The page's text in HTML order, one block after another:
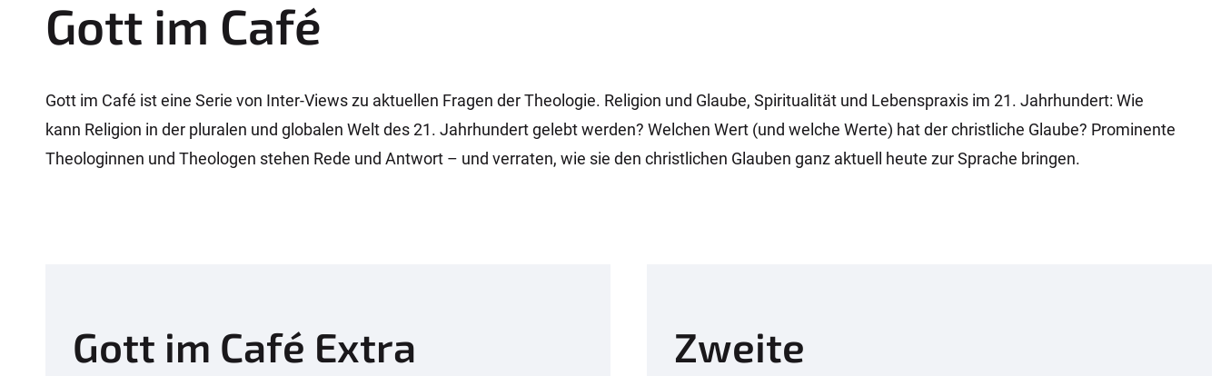
Gott im Café
Gott im Café ist eine Serie von Inter-Views zu aktuellen Fragen der Theologie. Religion und Glaube, Spiritualität und Lebenspraxis im 21. Jahrhundert: Wie
kann Religion in der pluralen und globalen Welt des 21. Jahrhundert gelebt werden? Welchen Wert (und welche Werte) hat der christliche Glaube? Prominente
Theologinnen und Theologen stehen Rede und Antwort – und verraten, wie sie den christlichen Glauben ganz aktuell heute zur Sprache bringen.
Gott im Café Extra
Zweite